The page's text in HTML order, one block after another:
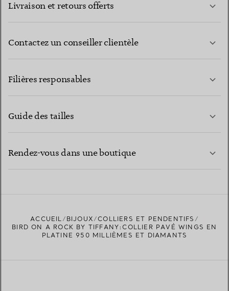
Livraison et retours offerts
Contactez un conseiller clientèle
Filières responsables
Guide des tailles
Rendez-vous dans une boutique
TROUVEZ LA BOUTIQUE LA PLUS PROCHE
ACCUEIL BIJOUX
COLLIERS ET PENDENTIFS
BIRD ON A ROCK BY TIFFANY:COLLIER PAVÉ WINGS EN
PLATINE 950 MILLIÈMES ET DIAMANTS